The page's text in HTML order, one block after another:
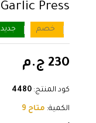
Press
خصم جديد
230 ج.م
كود المنتج: 4480
الكمية: متاح 9